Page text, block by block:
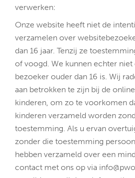
verwerken:
Onze website heeft niet de
verzamelen over
dan 16 jaar. Tenzij ze
of voogd. We kunnen echter
bezoeker ouder dan 16 is. Wij
aan betrokken te zijn bij de
kinderen, om zo te voorkomen
kinderen verzameld worden
toestemming. Als u ervan
zonder die toestemming
hebben verzameld over een
contact met ons op via